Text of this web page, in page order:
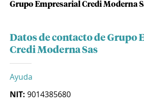
Grupo Empresarial Credi Moderna
Datos de contacto de Grupo
Credi Moderna Sas
Ayuda
NIT: 9014385680